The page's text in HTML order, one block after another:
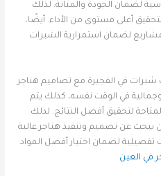
لضمان الجودة والمتانة. لذلك
أعلى مستوى من الأداء. أيضًا،
لضمان استمرارية الشبرات
شبرات في الفجيرة مع تصاميم هناجر
في الوقت نفسه، كذلك يتم
لتحقيق أفضل النتائج. لذلك
عن تصميم وتنفيذ هناجر عالية
تفصيلية لضمان اختيار أفضل المواد
في العين